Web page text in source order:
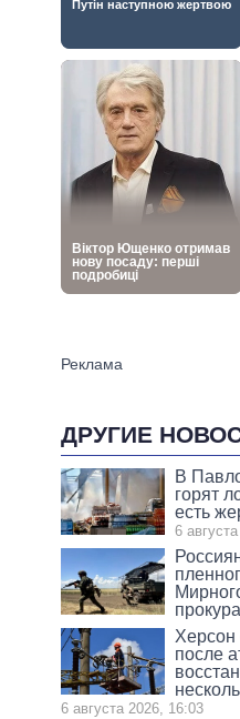
ДРУГИЕ
В
горят
есть
6
Херсон
после
6 августа 2026, 16:03